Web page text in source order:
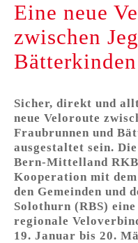
Eine neue
zwischen
Bätterkinden
Sicher, direkt und
neue Veloroute
Fraubrunnen und
ausgestaltet sein.
Bern-Mittelland
Kooperation mit
den Gemeinden und
Solothurn (RBS)
regionale
19. Januar bis 20.